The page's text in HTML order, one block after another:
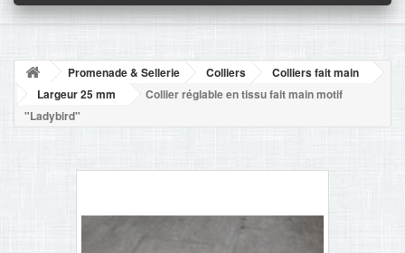
ACCUEIL
NOUVELLES
ACCUEIL
CONTACT
Promenade & Sellerie Colliers
Colliers fait main
Largeur 25 mm
Collier réglable en tissu fait main motif
"Ladybird"